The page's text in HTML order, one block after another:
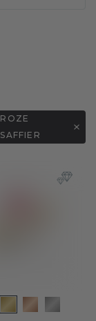
ROZE
SAFFIER